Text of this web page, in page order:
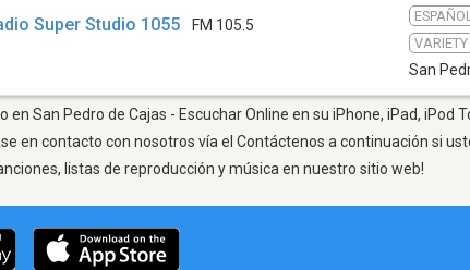
Super Studio 1055 FM 105.5
ESPAÑOL
VARIETY
San
en San Pedro de Cajas - Escuchar Online en su iPhone, iPad,
en contacto con nosotros vía el Contáctenos a continuación si
listas de reproducción y música en nuestro sitio web!